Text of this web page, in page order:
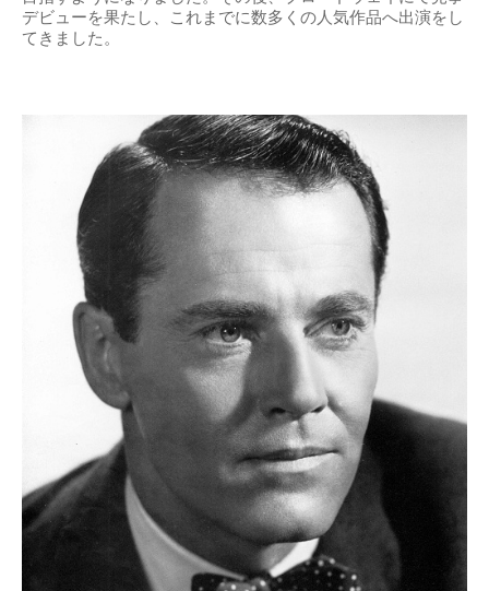
デビューを果たし、これまでに数多くの人気作品へ出演をし
てきました。